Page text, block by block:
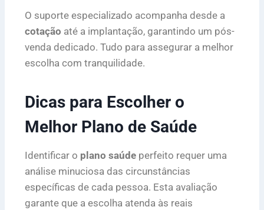
O suporte especializado acompanha desde a
cotação até a implantação, garantindo um pós-
venda dedicado. Tudo para assegurar a melhor
escolha com tranquilidade.
Dicas para Escolher o
Melhor Plano de Saúde
Identificar o plano saúde perfeito requer uma
análise minuciosa das circunstâncias
específicas de cada pessoa. Esta avaliação
garante que a escolha atenda às reais